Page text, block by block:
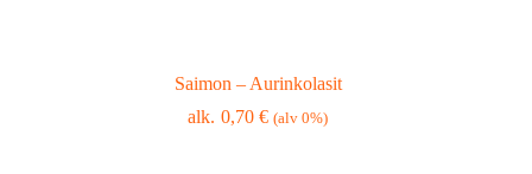
Saimon – Aurinkolasit
0,70€ (alv 0%)